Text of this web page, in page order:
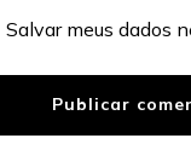
Salvar meus dados